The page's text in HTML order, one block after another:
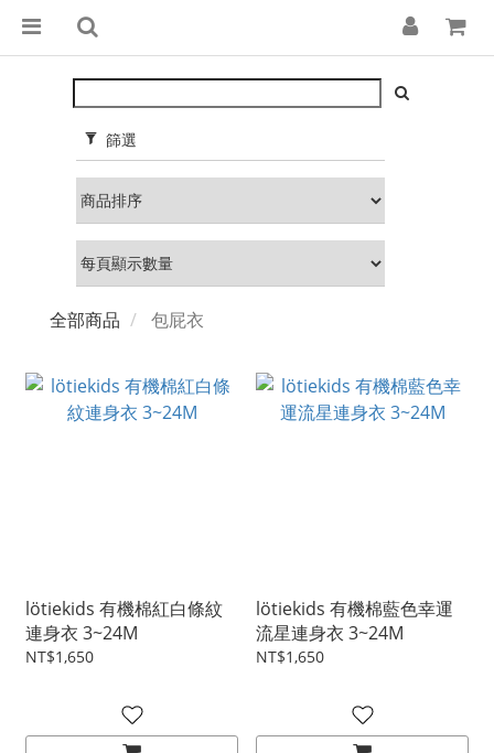
篩選
全部商品 包屁衣
lötiekids 有機棉紅白條紋
連身衣 3~24M
NT$1,650
lötiekids 有機棉藍色幸運
流星連身衣 3~24M
NT$1,650